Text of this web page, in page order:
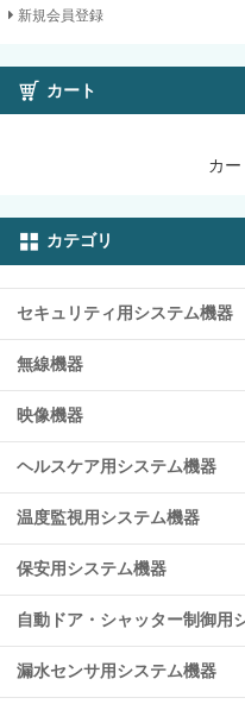
新規会員登録
カート
カ
カテゴリ
セキュリティ用システム機器
無線機器
映像機器
ヘルスケア用システム機器
温度監視用システム機器
保安用システム機器
自動ドア・シャッター制御用
漏水センサ用システム機器